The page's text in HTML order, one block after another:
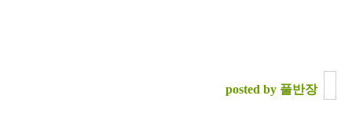
posted by 풀반장